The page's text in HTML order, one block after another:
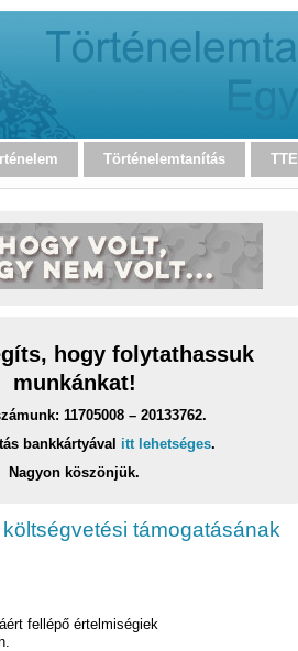
Történelemtanítás TTE
hogy folytathassuk
munkánkat!
11705008 – 20133762.
bankkártyával itt lehetséges.
Nagyon köszönjük.
támogatásának
fellépő értelmiségiek